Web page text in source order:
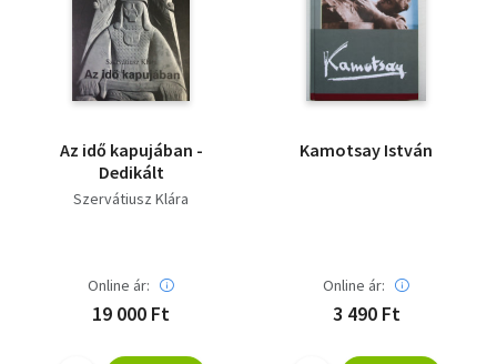
Az idő kapujában -
Dedikált
Szervátiusz Klára
Online ár:
19 000 Ft
Kamotsay István
Online ár:
3 490 Ft